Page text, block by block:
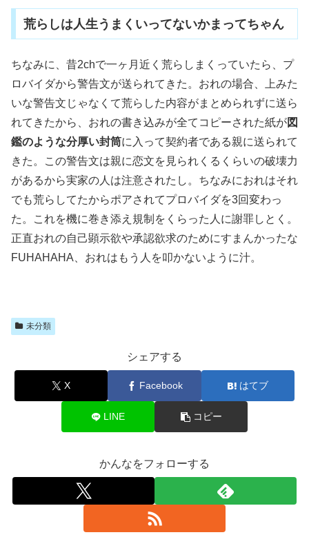
荒らしは人生うまくいってないかまってちゃん
ちなみに、昔2chで一ヶ月近く荒らしまくっていたら、プ
ロバイダから警告文が送られてきた。おれの場合、上みた
いな警告文じゃなくて荒らした内容がまとめられずに送ら
れてきたから、おれの書き込みが全てコピーされた紙が図
鑑のような分厚い封筒に入って契約者である親に送られて
きた。この警告文は親に恋文を見られくるくらいの破壊力
があるから実家の人は注意されたし。ちなみにおれはそれ
でも荒らしてたからポアされてプロバイダを3回変わっ
た。これを機に巻き添え規制をくらった人に謝罪しとく。
正直おれの自己顕示欲や承認欲求のためにすまんかったな
FUHAHAHA、おれはもう人を叩かないように汁。
未分類
シェアする
X Facebook はてブ
LINE コピー
かんなをフォローする